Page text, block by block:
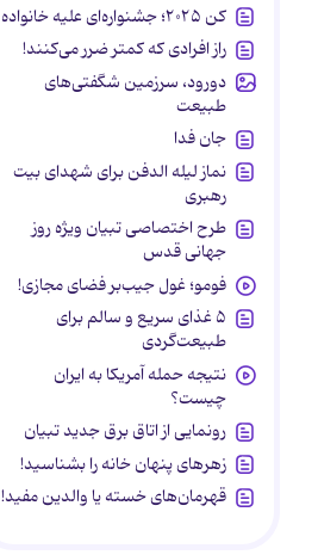
کن ۲۰۲۵؛ جشنواره‌ای علیه خانواده
راز افرادی که کمتر ضرر می‌کنند!
دورود، سرزمین شگفتی‌های
طبیعت
جان فدا
نماز لیله الدفن برای شهدای بیت
رهبری
طرح اختصاصی تبیان ویژه روز
جهانی قدس
فومو؛ غول جیب‌بر فضای مجازی!
۵ غذای سریع و سالم برای
طبیعت‌گردی
نتیجه حمله آمریکا به ایران
چیست؟
رونمایی از اتاق برق جدید تبیان
زهرهای پنهان خانه را بشناسید!
قهرمان‌های خسته یا والدین مفید!